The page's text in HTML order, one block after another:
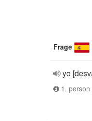
Frage
yo
1.